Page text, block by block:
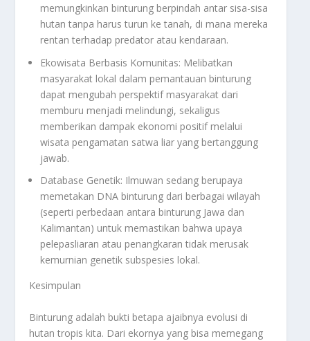
memungkinkan binturung berpindah antar sisa-sisa
hutan tanpa harus turun ke tanah, di mana mereka
rentan terhadap predator atau kendaraan.
Ekowisata Berbasis Komunitas: Melibatkan
masyarakat lokal dalam pemantauan binturung
dapat mengubah perspektif masyarakat dari
memburu menjadi melindungi, sekaligus
memberikan dampak ekonomi positif melalui
wisata pengamatan satwa liar yang bertanggung
jawab.
Database Genetik: Ilmuwan sedang berupaya
memetakan DNA binturung dari berbagai wilayah
(seperti perbedaan antara binturung Jawa dan
Kalimantan) untuk memastikan bahwa upaya
pelepasliaran atau penangkaran tidak merusak
kemurnian genetik subspesies lokal.
Kesimpulan
Binturung adalah bukti betapa ajaibnya evolusi di
hutan tropis kita. Dari ekornya yang bisa memegang